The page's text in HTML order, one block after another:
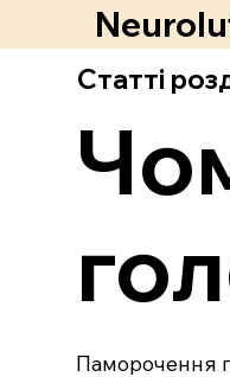
Статті
Паморочення